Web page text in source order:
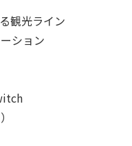
観光ライン
ション